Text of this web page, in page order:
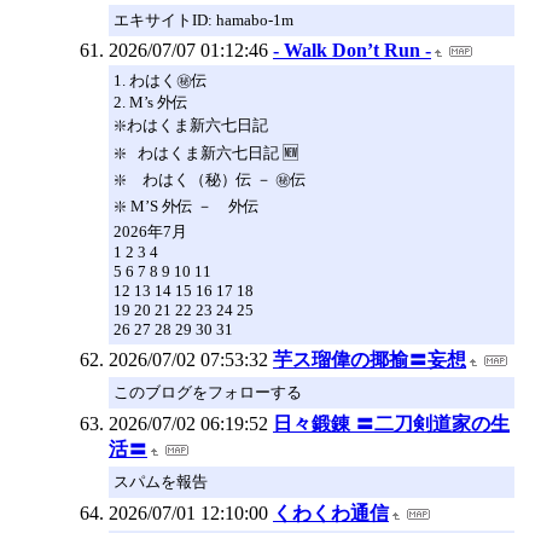
エキサイトID: hamabo-1m
2026/07/07 01:12:46 - Walk Don’t Run -
1. わはく㊙️伝
2. M’s 外伝
❇️わはくま新六七日記
❇️ わはくま新六七日記 🆕
❇️ わはく（秘）伝 － ㊙️伝
❇️ M’S 外伝 － 外伝
2026年7月
1 2 3 4
5 6 7 8 9 10 11
12 13 14 15 16 17 18
19 20 21 22 23 24 25
26 27 28 29 30 31
2026/07/02 07:53:32 芋ス瑠偉の揶揄〓妄想
このブログをフォローする
2026/07/02 06:19:52 日々鍛錬 〓二刀剣道家の生
活〓
スパムを報告
2026/07/01 12:10:00 くわくわ通信